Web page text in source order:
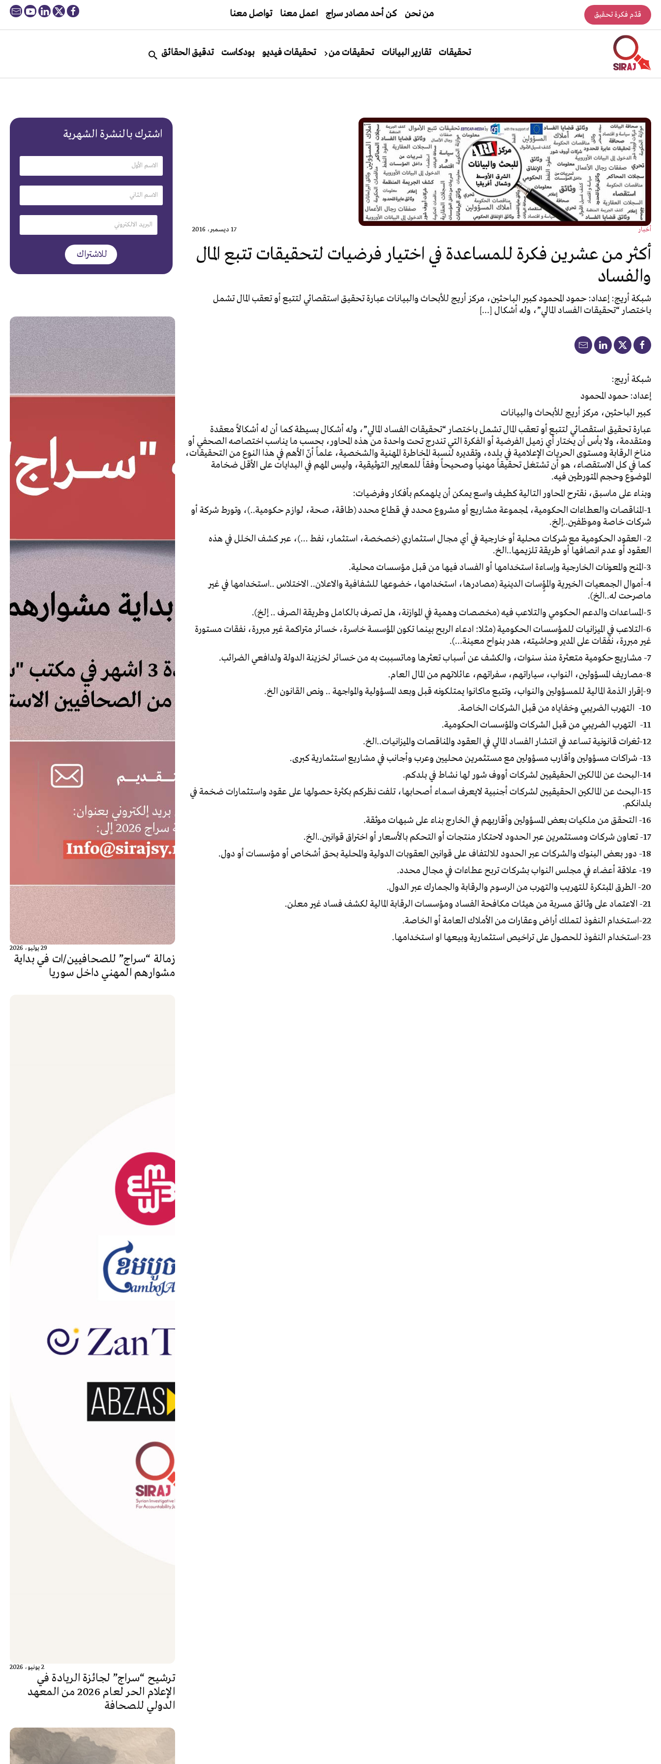
قدّم فكرة تحقيق من نحن كن أحد مصادر سراج اعمل معنا تواصل معنا
تحقيقات تقارير البيانات تحقيقات من تحقيقات فيديو بودكاست تدقيق الحقائق
أخبار 17 ديسمبر، 2016
أكثر من عشرين فكرة للمساعدة في اختيار فرضيات لتحقيقات تتبع المال
والفساد
شبكة أريج: إعداد: حمود المحمود كبير الباحثين، مركز أريج للأبحاث والبيانات عبارة تحقيق استقصائي لتتبع أو تعقب المال تشمل
باختصار “تحقيقات الفساد المالي”، وله أشكال […]
اشترك بالنشرة الشهرية
شبكة أريج:
إعداد: حمود المحمود
كبير الباحثين، مركز أريج للأبحاث والبيانات
عبارة تحقيق استقصائي لتتبع أو تعقب المال تشمل باختصار “تحقيقات الفساد المالي”، وله أشكال بسيطة كما أن له أشكالاً معقدة
ومتقدمة، ولا بأس أن يختار أي زميل الفرضية أو الفكرة التي تندرج تحت واحدة من هذه المحاور، بحسب ما يناسب اختصاصه الصحفي أو
مناخ الرقابة ومستوى الحريات الإعلامية في بلده، وتقديره لنسبة المخاطرة المهنية والشخصية، علماً أنّ الأهم في هذا النوع من التحقيقات،
كما في كل الاستقصاء، هو أن تشتغل تحقيقاً مهنياً وصحيحاً وفقاً للمعايير التوثيقية، وليس المهم في البدايات على الأقل ضخامة
الموضوع وحجم المتورطين فيه.
وبناء على ماسبق، نقترح المحاور التالية كطيف واسع يمكن أن يلهمكم بأفكار وفرضيات:
1-المناقصات والعطاءات الحكومية، لمجموعة مشاريع أو مشروع محدد في قطاع محدد (طاقة، صحة، لوازم حكومية..)، وتورط شركة أو
شركات خاصة وموظفين..إلخ.
2- العقود الحكومية مع شركات محلية أو خارجية في أي مجال استثماري (خصخصة، استثمار، نفط …)، عبر كشف الخلل في هذه
العقود أو عدم انصافها أو طريقة تلزيمها..الخ.
3-المنح والمعونات الخارجية وإساءة استخدامها أو الفساد فيها من قبل مؤسسات محلية.
4-أموال الجمعيات الخيرية والمؤٍسات الدينية (مصادرها، استخدامها، خضوعها للشفافية والاعلان.. الاختلاس ..استخدامها في غير
ماصرحت له..الخ).
5-المساعدات والدعم الحكومي والتلاعب فيه (مخصصات وهمية في الموازنة، هل تصرف بالكامل وطريقة الصرف .. إلخ).
6-التلاعب في الميزانيات للمؤسسات الحكومية (مثلا: ادعاء الربح بينما تكون المؤسسة خاسرة، خسائر متراكمة غير مبررة، نفقات مستورة
غير مبررة، نفقات على المدير وحاشيته، هدر بنواح معينة…).
7- مشاريع حكومية متعثرة منذ سنوات، والكشف عن أسباب تعثرها وماتسببت به من خسائر لخزينة الدولة ولدافعي الضرائب.
8-مصاريف المسؤولين، النواب، سياراتهم، سفراتهم، عائلاتهم من المال العام.
9-إقرار الذمة المالية للمسؤولين والنواب، وتتبع ماكانوا يمتلكونه قبل وبعد المسؤولية والمواجهة .. ونص القانون الخ.
10- التهرب الضريبي وخفاياه من قبل الشركات الخاصة.
11- التهرب الضريبي من قبل الشركات والمؤسسات الحكومية.
12-ثغرات قانونية تساعد في انتشار الفساد المالي في العقود والمناقصات والميزانيات..الخ.
13- شراكات مسؤولين وأقارب مسؤولين مع مستثمرين محليين وعرب وأجانب في مشاريع استثمارية كبرى.
14-البحث عن المالكين الحقيقيين لشركات أووف شور لها نشاط في بلدكم.
15-البحث عن المالكين الحقيقيين لشركات أجنبية لايعرف اسماء أصحابها، تلفت نظركم بكثرة حصولها على عقود واستثمارات ضخمة في
بلدانكم.
16- التحقق من ملكيات بعض المسؤولين وأقاربهم في الخارج بناء على شبهات موثقة.
17- تعاون شركات ومستثمرين عبر الحدود لاحتكار منتجات أو التحكم بالأسعار أو اختراق قوانين..الخ.
18- دور بعض البنوك والشركات عبر الحدود للالتفاف على قوانين العقوبات الدولية والمحلية بحق أشخاص أو مؤسسات أو دول.
19- علاقة أعضاء في مجلس النواب بشركات تربح عطاءات في مجال محدد.
20- الطرق المبتكرة للتهريب والتهرب من الرسوم والرقابة والجمارك عبر الدول.
21- الاعتماد على وثائق مسربة من هيئات مكافحة الفساد ومؤسسات الرقابة المالية لكشف فساد غير معلن.
22-استخدام النفوذ لتملك أراض وعقارات من الأملاك العامة أو الخاصة.
23-استخدام النفوذ للحصول على تراخيص استثمارية وبيعها او استخدامها.
29 يوليو، 2026
زمالة “سراج” للصحافيين/ات في بداية
مشوارهم المهني داخل سوريا
2 يونيو، 2026
ترشيح “سراج” لجائزة الريادة في
الإعلام الحر لعام 2026 من المعهد
الدولي للصحافة